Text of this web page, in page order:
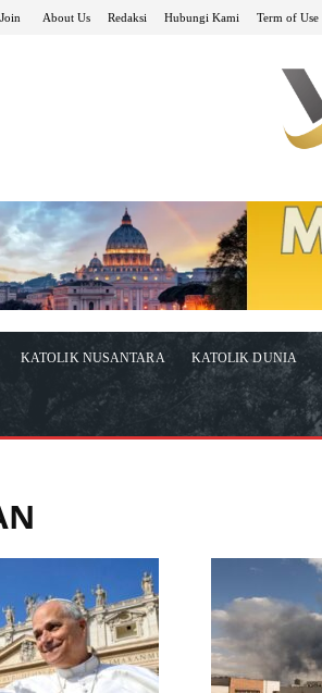
About Us Redaksi Hubungi Kami Term of Use
KATOLIK NUSANTARA KATOLIK DUNIA